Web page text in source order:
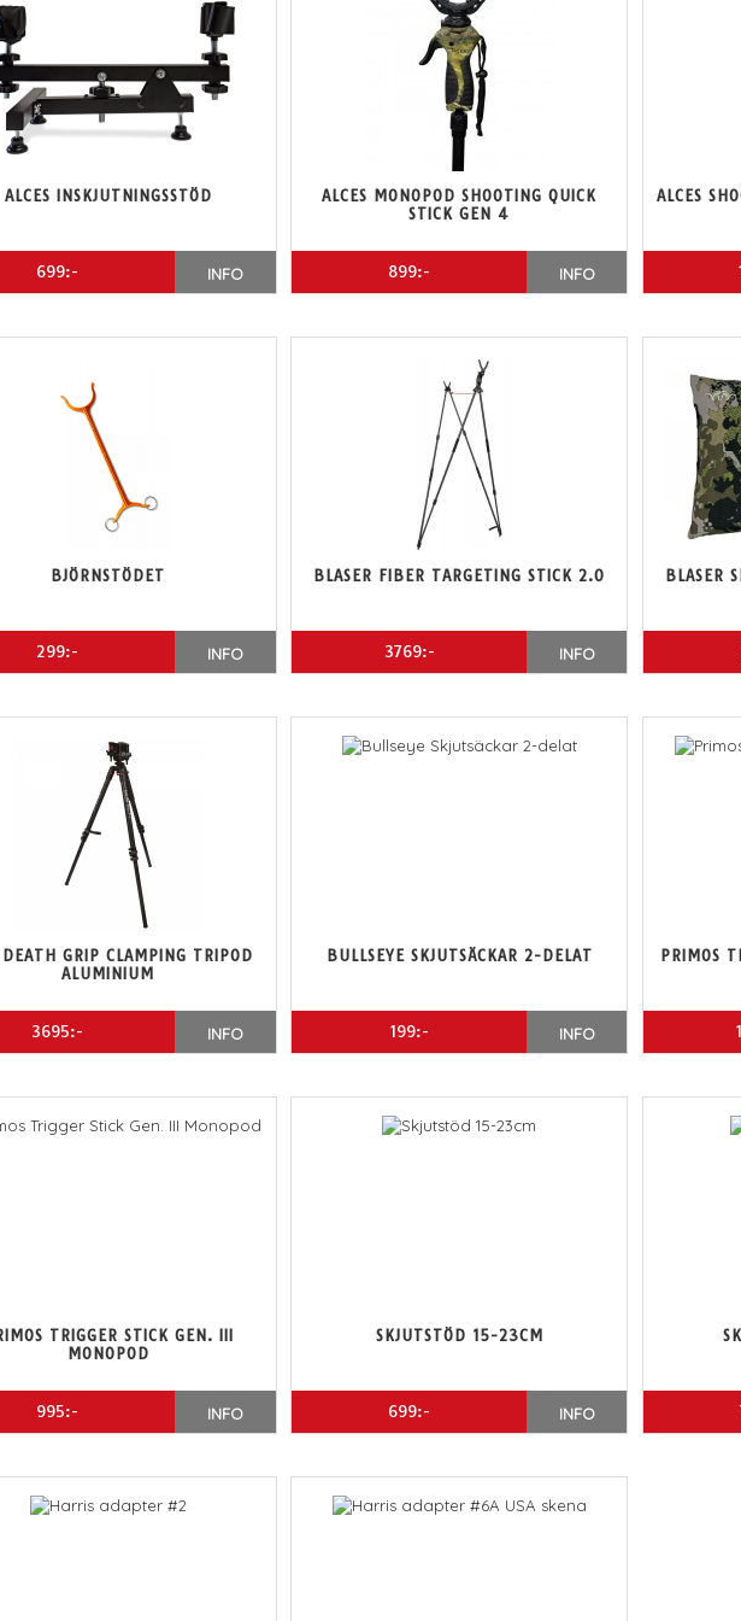
ALCES INSKJUTNINGSSTÖD
699:- INFO
ALCES MONOPOD SHOOTING QUICK
STICK GEN 4
899:- INFO
ALCES
BJÖRNSTÖDET
299:- INFO
BLASER FIBER TARGETING STICK 2.0
3769:- INFO
BLASER
DEATH GRIP CLAMPING TRIPOD
ALUMINIUM
3695:- INFO
BULLSEYE SKJUTSÄCKAR 2-DELAT
199:- INFO
PRIMOS
TRIGGER STICK GEN. III
MONOPOD
995:- INFO
SKJUTSTÖD 15-23CM
699:- INFO